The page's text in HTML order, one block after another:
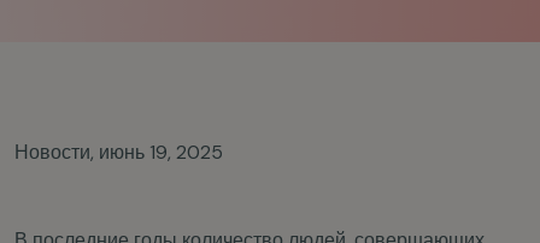
Новости, июнь 19, 2025